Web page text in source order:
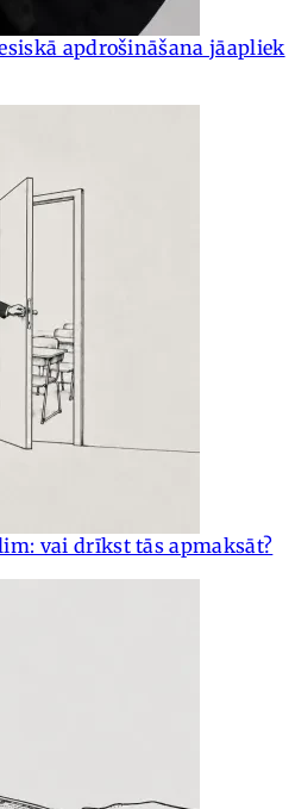
apdrošināšana jāapliek
vai drīkst tās apmaksāt?